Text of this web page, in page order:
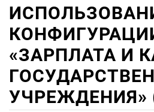
«ЗАРПЛАТА И
УЧРЕЖДЕНИЯ»